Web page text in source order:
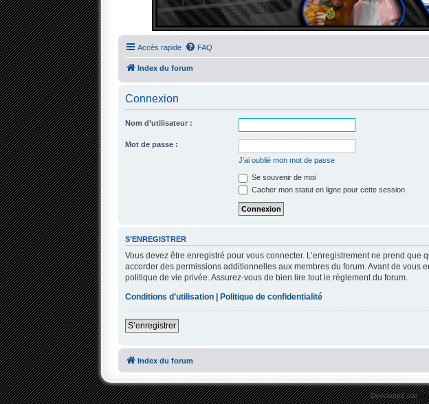
Accès rapide FAQ
Index du forum
Connexion
Nom d’utilisateur :
Mot de passe :
J’ai oublié mon mot de passe
Se souvenir de moi
Cacher mon statut en ligne pour cette session
S’ENREGISTRER
Vous devez être enregistré pour vous connecter. L’enregistrement ne prend
accorder des permissions additionnelles aux membres du forum. Avant de vous
politique de vie privée. Assurez-vous de bien lire tout le règlement du forum.
Conditions d’utilisation | Politique de confidentialité
S’enregistrer
Index du forum
Développé par